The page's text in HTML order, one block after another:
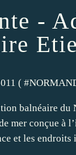
-
( #
balnéaire du
mer conçue à
et les endroits